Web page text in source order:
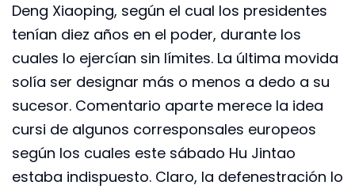
Deng Xiaoping, según el cual los presidentes
tenían diez años en el poder, durante los
cuales lo ejercían sin límites. La última movida
solía ser designar más o menos a dedo a su
sucesor. Comentario aparte merece la idea
cursi de algunos corresponsales europeos
según los cuales este sábado Hu Jintao
estaba indispuesto. Claro, la defenestración lo